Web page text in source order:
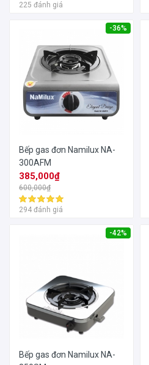
225 đánh giá
-36%
Bếp gas đơn Namilux NA-
300AFM
385,000₫
600,000₫
294 đánh giá
-42%
Bếp gas đơn Namilux NA-